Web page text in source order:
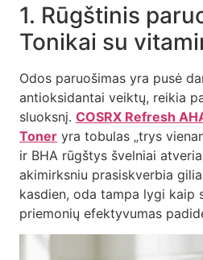
1. Rūgštinis
Tonikai su
Odos paruošimas yra pusė
antioksidantai veiktų, reikia
sluoksnį. COSRX Refresh
Toner yra tobulas „trys
ir BHA rūgštys švelniai
akimirksniu prasiskverbia
kasdien, oda tampa lygi kaip
priemonių efektyvumas